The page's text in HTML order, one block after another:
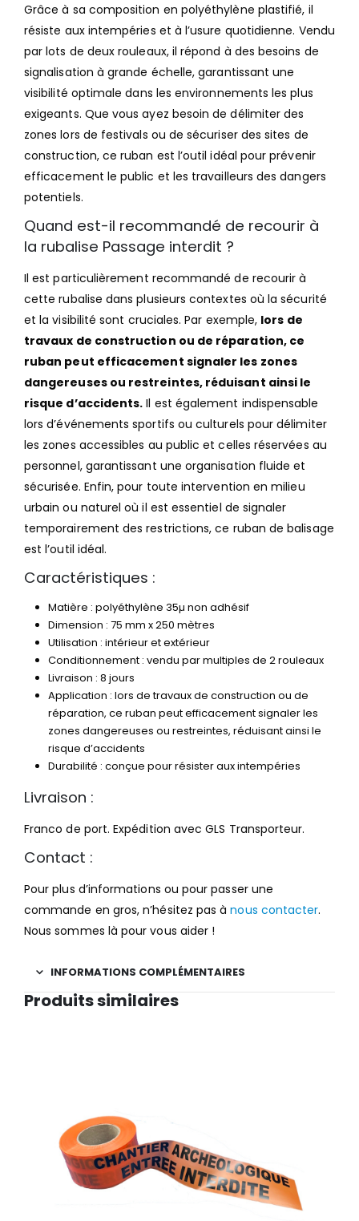
Grâce à sa composition en polyéthylène plastifié, il
résiste aux intempéries et à l’usure quotidienne. Vendu
par lots de deux rouleaux, il répond à des besoins de
signalisation à grande échelle, garantissant une
visibilité optimale dans les environnements les plus
exigeants. Que vous ayez besoin de délimiter des
zones lors de festivals ou de sécuriser des sites de
construction, ce ruban est l’outil idéal pour prévenir
efficacement le public et les travailleurs des dangers
potentiels.
Quand est-il recommandé de recourir à
la rubalise Passage interdit ?
Il est particulièrement recommandé de recourir à
cette rubalise dans plusieurs contextes où la sécurité
et la visibilité sont cruciales. Par exemple, lors de
travaux de construction ou de réparation, ce
ruban peut efficacement signaler les zones
dangereuses ou restreintes, réduisant ainsi le
risque d’accidents. Il est également indispensable
lors d’événements sportifs ou culturels pour délimiter
les zones accessibles au public et celles réservées au
personnel, garantissant une organisation fluide et
sécurisée. Enfin, pour toute intervention en milieu
urbain ou naturel où il est essentiel de signaler
temporairement des restrictions, ce ruban de balisage
est l’outil idéal.
Caractéristiques :
Matière : polyéthylène 35µ non adhésif
Dimension : 75 mm x 250 mètres
Utilisation : intérieur et extérieur
Conditionnement : vendu par multiples de 2 rouleaux
Livraison : 8 jours
Application : lors de travaux de construction ou de
réparation, ce ruban peut efficacement signaler les
zones dangereuses ou restreintes, réduisant ainsi le
risque d’accidents
Durabilité : conçue pour résister aux intempéries
Livraison :
Franco de port. Expédition avec GLS Transporteur.
Contact :
Pour plus d’informations ou pour passer une
commande en gros, n’hésitez pas ànous contacter.
Nous sommes là pour vous aider !
INFORMATIONS COMPLÉMENTAIRES
Produits similaires